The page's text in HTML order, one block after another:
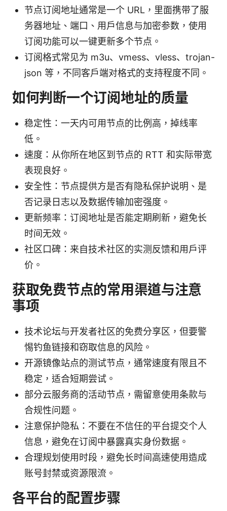
节点订阅地址通常是一个 URL，里面携带了服
务器地址、端口、用户信息与加密参数，使用
订阅功能可以一键更新多个节点。
订阅格式常见为 m3u、vmess、vless、trojan-
json 等，不同客户端对格式的支持程度不同。
如何判断一个订阅地址的质量
稳定性：一天内可用节点的比例高，掉线率
低。
速度：从你所在地区到节点的 RTT 和实际带宽
表现良好。
安全性：节点提供方是否有隐私保护说明、是
否记录日志以及数据传输加密强度。
更新频率：订阅地址是否能定期刷新，避免长
时间无效。
社区口碑：来自技术社区的实测反馈和用户评
价。
获取免费节点的常用渠道与注意
事项
技术论坛与开发者社区的免费分享区，但要警
惕钓鱼链接和窃取信息的风险。
开源镜像站点的测试节点，通常速度有限且不
稳定，适合短期尝试。
部分云服务商的活动节点，需留意使用条款与
合规性问题。
注意保护隐私：不要在不信任的平台提交个人
信息，避免在订阅中暴露真实身份数据。
合理规划使用时段，避免长时间高速使用造成
账号封禁或资源限流。
各平台的配置步骤